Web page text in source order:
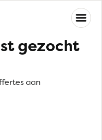
gezocht
aan